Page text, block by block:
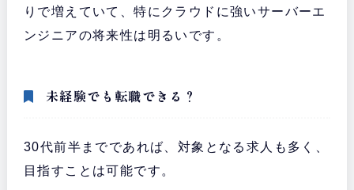
りで増えていて、特にクラウドに強いサーバーエ
ンジニアの将来性は明るいです。
未経験でも転職できる？
30代前半までであれば、対象となる求人も多く、
目指すことは可能です。